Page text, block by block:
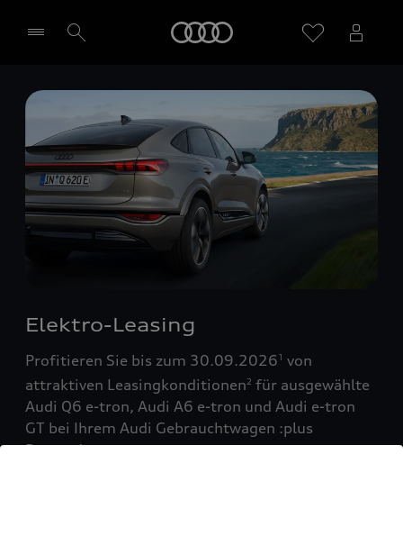
Händler wählen
Elektro-Leasing
Profitieren Sie bis zum 30.09.20261 von
attraktiven Leasingkonditionen2 für ausgewählte
Audi Q6 e-tron, Audi A6 e-tron und Audi e-tron
GT bei Ihrem Audi Gebrauchtwagen :plus
Partner!